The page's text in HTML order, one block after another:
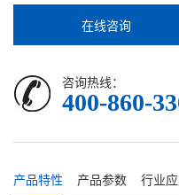
在线咨询
咨询热线：
400-860-
产品特性 产品参数 行业